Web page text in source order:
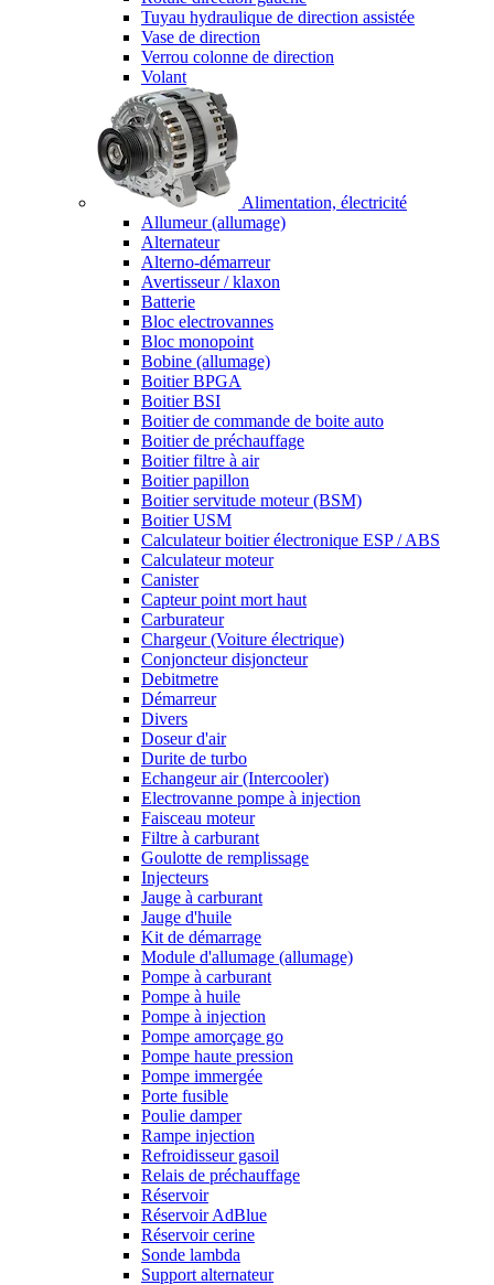
Tuyau hydraulique de direction assistée
Vase de direction
Verrou colonne de direction
Volant
Alimentation, électricité
Allumeur (allumage)
Alternateur
Alterno-démarreur
Avertisseur / klaxon
Batterie
Bloc electrovannes
Bloc monopoint
Bobine (allumage)
Boitier BPGA
Boitier BSI
Boitier de commande de boite auto
Boitier de préchauffage
Boitier filtre à air
Boitier papillon
Boitier servitude moteur (BSM)
Boitier USM
Calculateur boitier électronique ESP / ABS
Calculateur moteur
Canister
Capteur point mort haut
Carburateur
Chargeur (Voiture électrique)
Conjoncteur disjoncteur
Debitmetre
Démarreur
Divers
Doseur d'air
Durite de turbo
Echangeur air (Intercooler)
Electrovanne pompe à injection
Faisceau moteur
Filtre à carburant
Goulotte de remplissage
Injecteurs
Jauge à carburant
Jauge d'huile
Kit de démarrage
Module d'allumage (allumage)
Pompe à carburant
Pompe à huile
Pompe à injection
Pompe amorçage go
Pompe haute pression
Pompe immergée
Porte fusible
Poulie damper
Rampe injection
Refroidisseur gasoil
Relais de préchauffage
Réservoir
Réservoir AdBlue
Réservoir cerine
Sonde lambda
Support alternateur